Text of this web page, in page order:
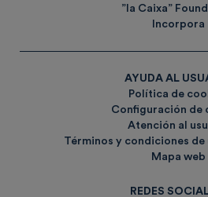
”la Caixa”
Incorpora
AYUDA AL
Política de
Configuración de
Atención al
Términos y condiciones de
Mapa web
REDES